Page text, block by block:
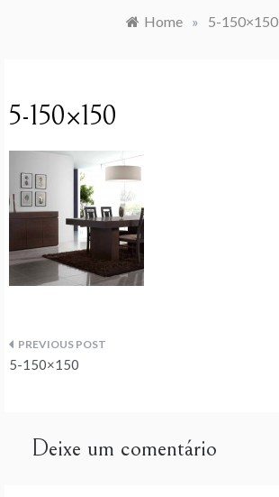
Home » 5-150×150
5-150×150
Navegação
artigos
5-150×150
Deixe um comentário